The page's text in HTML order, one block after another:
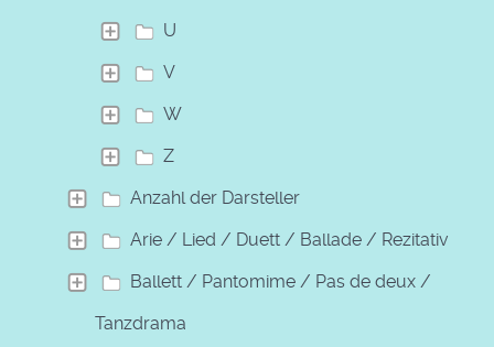
U
V
W
Z
Anzahl der Darsteller
Arie / Lied / Duett / Ballade / Rezitativ
Ballett / Pantomime / Pas de deux /
Tanzdrama